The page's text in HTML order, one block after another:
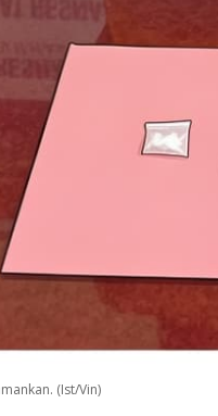
(Ist/Vin)